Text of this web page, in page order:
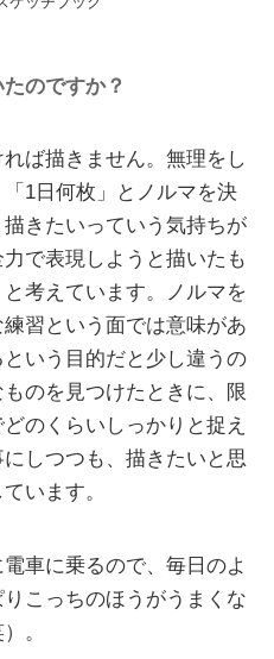
のですか？
ば描きません。無理をし
1日何枚」とノルマを決
きたいっていう気持ちが
で表現しようと描いたも
考えています。ノルマを
習という面では意味があ
いう目的だと少し違うの
のを見つけたときに、限
のくらいしっかりと捉え
しつつも、描きたいと思
います。
車に乗るので、毎日のよ
こっちのほうがうまくな
。